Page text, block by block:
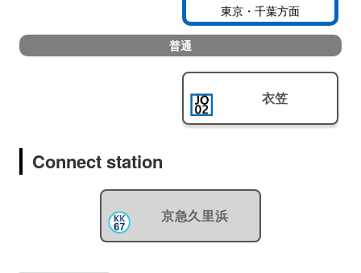
東京・千葉方面
普通
衣笠
Connect station
京急久里浜